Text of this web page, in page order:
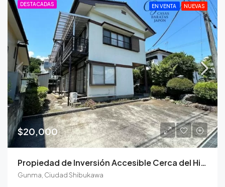
DESTACADAS EN VENTA NUEVAS
$20,000
Propiedad de Inversión Accesible Cerca del Histórico Ikaho Onsen
Gunma, Ciudad Shibukawa